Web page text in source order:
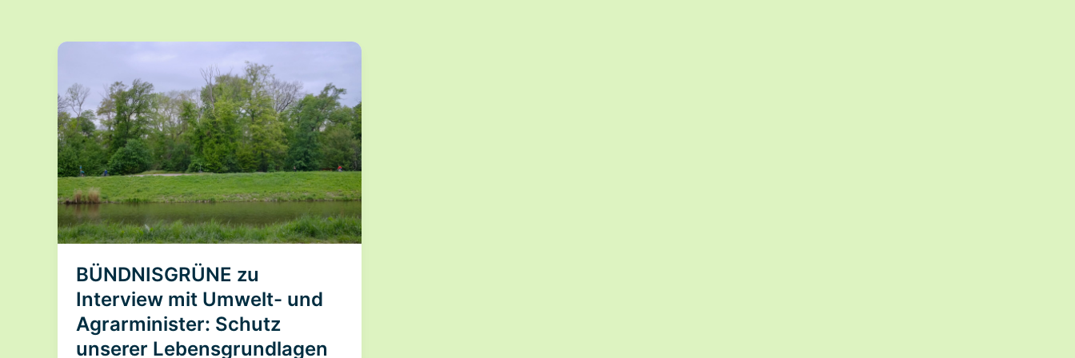
BÜNDNISGRÜNE zu
Interview mit Umwelt- und
Agrarminister: Schutz
unserer Lebensgrundlagen